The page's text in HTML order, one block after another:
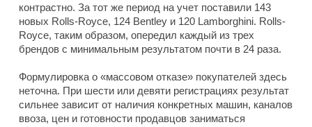
контрастно. За тот же период на учет поставили 143
новых Rolls-Royce, 124 Bentley и 120 Lamborghini. Rolls-
Royce, таким образом, опередил каждый из трех
брендов с минимальным результатом почти в 24 раза.
Формулировка о «массовом отказе» покупателей здесь
неточна. При шести или девяти регистрациях результат
сильнее зависит от наличия конкретных машин, каналов
ввоза, цен и готовности продавцов заниматься